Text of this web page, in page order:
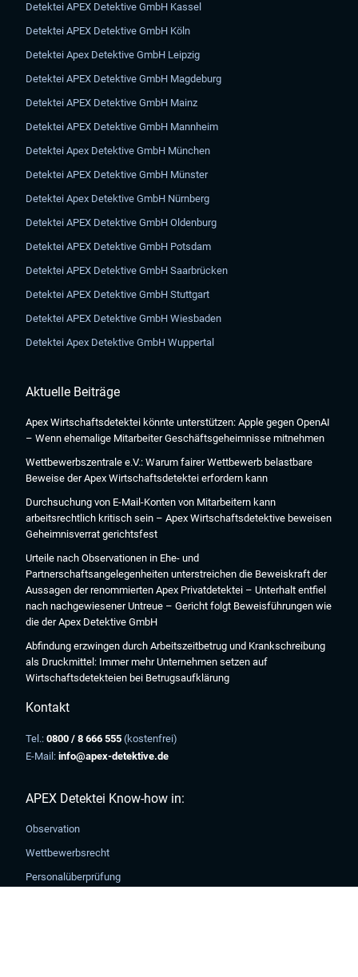
Detektei APEX Detektive GmbH Kassel
Detektei APEX Detektive GmbH Köln
Detektei Apex Detektive GmbH Leipzig
Detektei APEX Detektive GmbH Magdeburg
Detektei APEX Detektive GmbH Mainz
Detektei APEX Detektive GmbH Mannheim
Detektei Apex Detektive GmbH München
Detektei APEX Detektive GmbH Münster
Detektei Apex Detektive GmbH Nürnberg
Detektei APEX Detektive GmbH Oldenburg
Detektei APEX Detektive GmbH Potsdam
Detektei APEX Detektive GmbH Saarbrücken
Detektei APEX Detektive GmbH Stuttgart
Detektei APEX Detektive GmbH Wiesbaden
Detektei Apex Detektive GmbH Wuppertal
Aktuelle Beiträge
Apex Wirtschaftsdetektei könnte unterstützen: Apple gegen OpenAI
– Wenn ehemalige Mitarbeiter Geschäftsgeheimnisse mitnehmen
Wettbewerbszentrale e.V.: Warum fairer Wettbewerb belastbare
Beweise der Apex Wirtschaftsdetektei erfordern kann
Durchsuchung von E-Mail-Konten von Mitarbeitern kann
arbeitsrechtlich kritisch sein – Apex Wirtschaftsdetektive beweisen
Geheimnisverrat gerichtsfest
Urteile nach Observationen in Ehe- und
Partnerschaftsangelegenheiten unterstreichen die Beweiskraft der
Aussagen der renommierten Apex Privatdetektei – Unterhalt entfiel
nach nachgewiesener Untreue – Gericht folgt Beweisführungen wie
die der Apex Detektive GmbH
Abfindung erzwingen durch Arbeitszeitbetrug und Krankschreibung
als Druckmittel: Immer mehr Unternehmen setzen auf
Wirtschaftsdetekteien bei Betrugsaufklärung
Kontakt
Tel.:0800 / 8 666 555 (kostenfrei)
E-Mail:info@apex-detektive.de
APEX Detektei Know-how in:
Observation
Wettbewerbsrecht
Personalüberprüfung
Herzlich Willkommen bei der
APEX DETEKTEI
Wir und unsere Partner setzen Cookies und Tracking-Technologien ein.
andere helfen unser Angebot zu verbessern.
Die Verarbeitungszwecke sind: personalisierte Anzeigen mit
Profilbildung, externe Inhalte anzeigen, Optimierung des Angebots
(Marktforschung, A/B-Testing, Inhaltsempfehlungen), technisch
erforderliche Cookies (Sicherheit, Anmeldung).
Durch das Klicken des „Alle akzeptieren“-Buttons stimmen Sie der
Verarbeitung der auf Ihrem Gerät bzw. Ihrer Endeinrichtung
gespeicherten Daten wie z.B. persönlichen Identifikatoren oder IP-
Adressen für diese Verarbeitungszwecke gem. § 25 Abs. 1 TTDSG
sowie Art. 6 Abs. 1 lit. a DSGVO zu. Darüber hinaus willigen Sie gem.
Art. 49 Abs. 1 DSGVO ein, dass auch Anbieter in den USA Ihre Daten
verarbeiten. In diesem Fall ist es möglich, dass auch lokale Behörden
die übermittelten Daten verarbeiten.
Unter "Details anzeigen" können Sie einzelnen Datenverarbeitungen
zustimmen oder diese ablehnen. Über den Link "Cookie Einstellungen"
UNBEDINGT ERFORDERLICH